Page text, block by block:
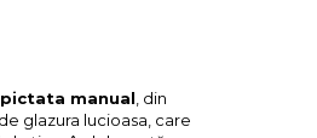
manual , din
glazura lucioasa, care